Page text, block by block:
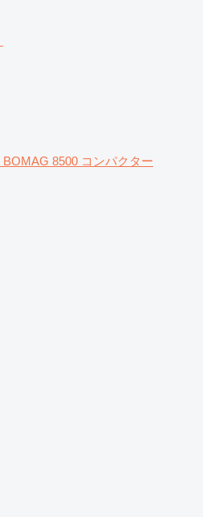
BOMAG 8500 コンパクター